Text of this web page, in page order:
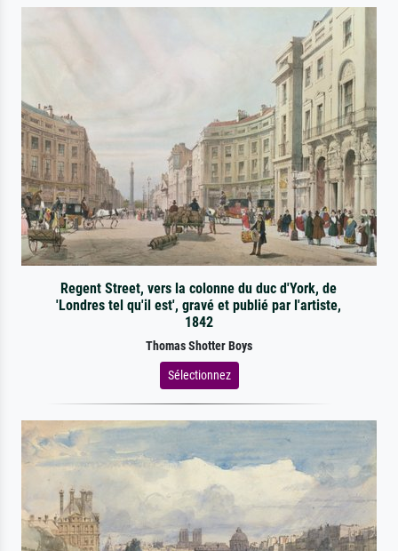
Regent Street, vers la colonne du duc d'York, de
'Londres tel qu'il est', gravé et publié par l'artiste,
1842
Thomas Shotter Boys
Sélectionnez